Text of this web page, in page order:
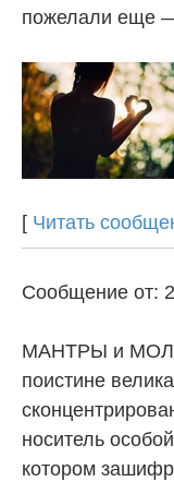
пожелали еще
[ Читать
Сообщение от:
МАНТРЫ и
поистине
носитель
котором